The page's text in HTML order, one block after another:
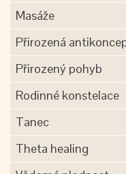
Masáže
Přirozená
Přirozený pohyb
Rodinné konstelace
Tanec
Theta healing